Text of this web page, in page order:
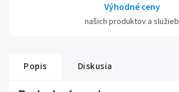
Výhodné ceny
našich produktov a služieb
Popis Diskusia